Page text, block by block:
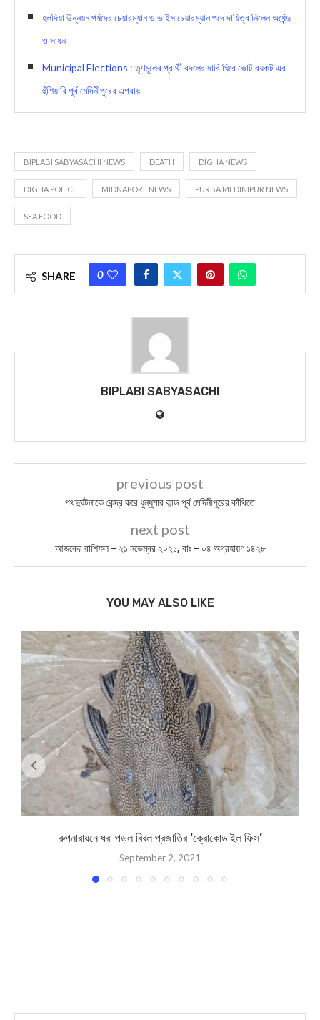
হলদিয়া উন্নয়ন পর্ষদের চেয়ারম্যান ও ভাইস চেয়ারম্যান পদে দায়িত্ব নিলেন অর্ধেন্দু
ও সাধন
Municipal Elections : তৃণমূলের প্রার্থী বদলের দাবি ঘিরে ভোট বয়কট এর
হুঁশিয়ারি পূর্ব মেদিনীপুরের এগরায়
BIPLABI SABYASACHI NEWS DEATH DIGHA NEWS
DIGHA POLICE MIDNAPORE NEWS PURBA MEDINIPUR NEWS
SEA FOOD
SHARE 0
BIPLABI SABYASACHI
previous post
পথদুর্ঘটনাকে কেন্দ্র করে ধুন্ধুমার কান্ড পূর্ব মেদিনীপুরের কাঁথিতে
next post
আজকের রাশিফল – ২১ নভেম্বর ২০২১, বাঃ – ০৪ অগ্রহায়ণ ১৪২৮
YOU MAY ALSO LIKE
রুপনারায়নে ধরা পড়ল বিরল প্রজাতির ‘ক্রোকোডাইল ফিস’
September 2, 2021